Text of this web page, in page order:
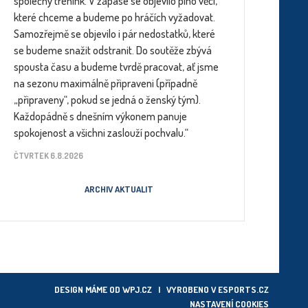
které chceme a budeme po hráčích vyžadovat.
Samozřejmě se objevilo i pár nedostatků, které
se budeme snažit odstranit. Do soutěže zbývá
spousta času a budeme tvrdě pracovat, ať jsme
na sezonu maximálně připraveni (případně
„připraveny“, pokud se jedná o ženský tým).
Každopádně s dnešním výkonem panuje
spokojenost a všichni zaslouží pochvalu.“
ČTVRTEK 6.8.2026
ARCHIV AKTUALIT
DESIGN MÁME OD WPJ.CZ | VYROBENO VESPORTS.CZ
NASTAVENÍ COOKIES